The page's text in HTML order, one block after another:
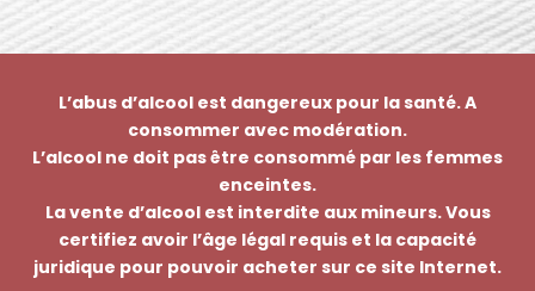
L’abus d’alcool est dangereux pour la santé. A
consommer avec modération.
L’alcool ne doit pas être consommé par les femmes
enceintes.
La vente d’alcool est interdite aux mineurs. Vous
certifiez avoir l’âge légal requis et la capacité
juridique pour pouvoir acheter sur ce site Internet.